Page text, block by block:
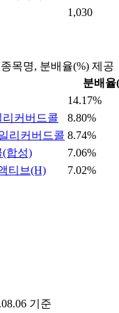
1,030
목명, 분배율(%) 제공
분배율
14.17%
커버드콜
8.80%
리커버드콜 8.74%
(합성)
7.06%
티브(H) 7.02%
기준